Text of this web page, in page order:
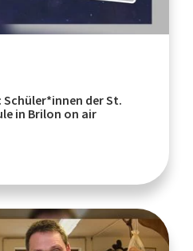
der St.
in Brilon on air